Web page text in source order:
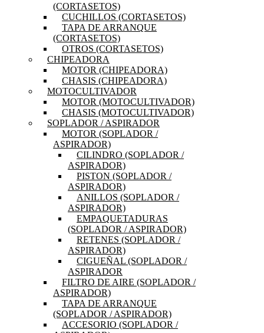
(CORTASETOS)
CUCHILLOS (CORTASETOS)
TAPA DE ARRANQUE
(CORTASETOS)
OTROS (CORTASETOS)
CHIPEADORA
MOTOR (CHIPEADORA)
CHASIS (CHIPEADORA)
MOTOCULTIVADOR
MOTOR (MOTOCULTIVADOR)
CHASIS (MOTOCULTIVADOR)
SOPLADOR / ASPIRADOR
MOTOR (SOPLADOR /
ASPIRADOR)
CILINDRO (SOPLADOR /
ASPIRADOR)
PISTON (SOPLADOR /
ASPIRADOR)
ANILLOS (SOPLADOR /
ASPIRADOR)
EMPAQUETADURAS
(SOPLADOR / ASPIRADOR)
RETENES (SOPLADOR /
ASPIRADOR)
CIGUEÑAL (SOPLADOR /
ASPIRADOR
FILTRO DE AIRE (SOPLADOR /
ASPIRADOR)
TAPA DE ARRANQUE
(SOPLADOR / ASPIRADOR)
ACCESORIO (SOPLADOR /